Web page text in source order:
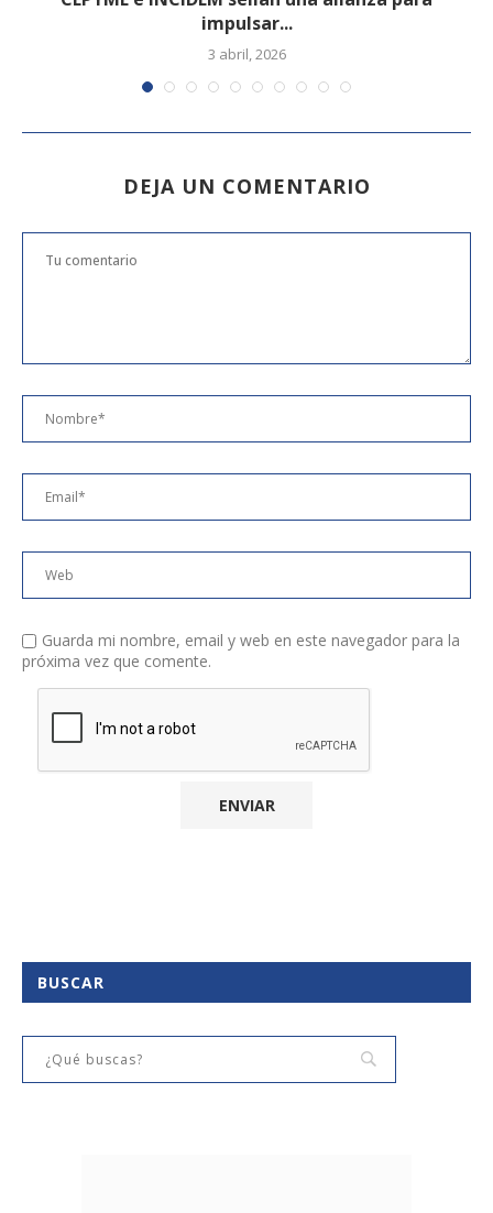
impulsar...
3 abril, 2026
DEJA UN COMENTARIO
Guarda mi nombre, email y web en este navegador para la
próxima vez que comente.
BUSCAR